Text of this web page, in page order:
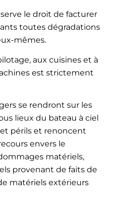
le droit de facturer
toutes dégradations
mêmes.
aux cuisines et à
est strictement
se rendront sur les
lieux du bateau à ciel
périls et renoncent
envers le
matériels,
provenant de faits de
matériels extérieurs